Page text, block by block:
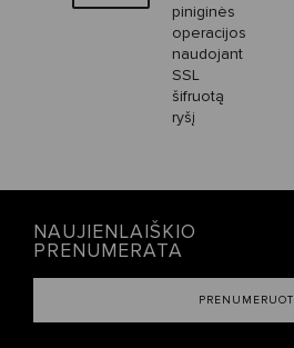
piniginės
operacijos
naudojant
SSL
šifruotą
ryšį
NAUJIENLAIŠKIO
PRENUMERATA
PRENUMERUOTI